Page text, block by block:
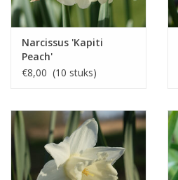
Narcissus 'Kapiti
Peach'
€8,00 (10 stuks)